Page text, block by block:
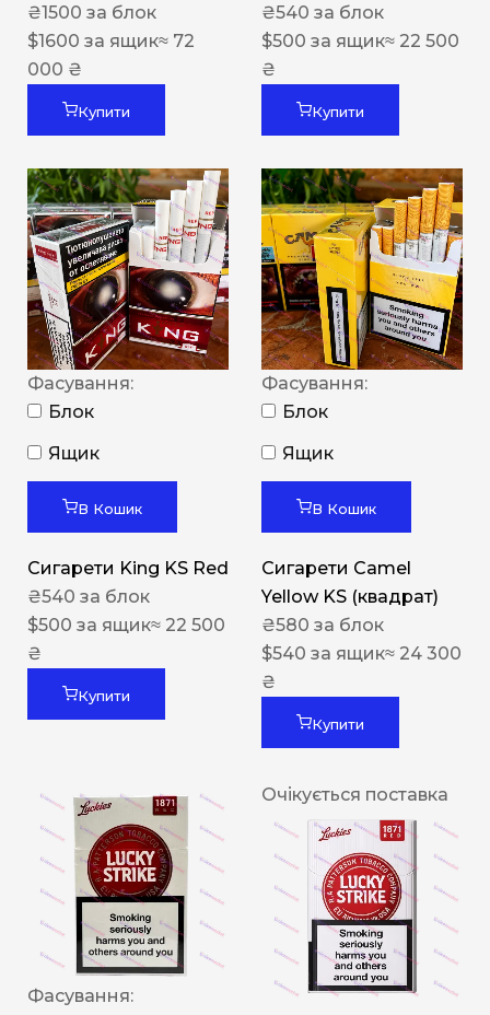
₴1500 за блок
$1600 за ящик≈ 72
000 ₴
Купити
₴540 за блок
$500 за ящик≈ 22 500
₴
Купити
Фасування:
Блок
Ящик
В Кошик
Сигарети King KS Red
₴540 за блок
$500 за ящик≈ 22 500
₴
Купити
Фасування:
Блок
Ящик
В Кошик
Сигарети Camel
Yellow KS (квадрат)
₴580 за блок
$540 за ящик≈ 24 300
₴
Купити
Фасування:
Очікується поставка